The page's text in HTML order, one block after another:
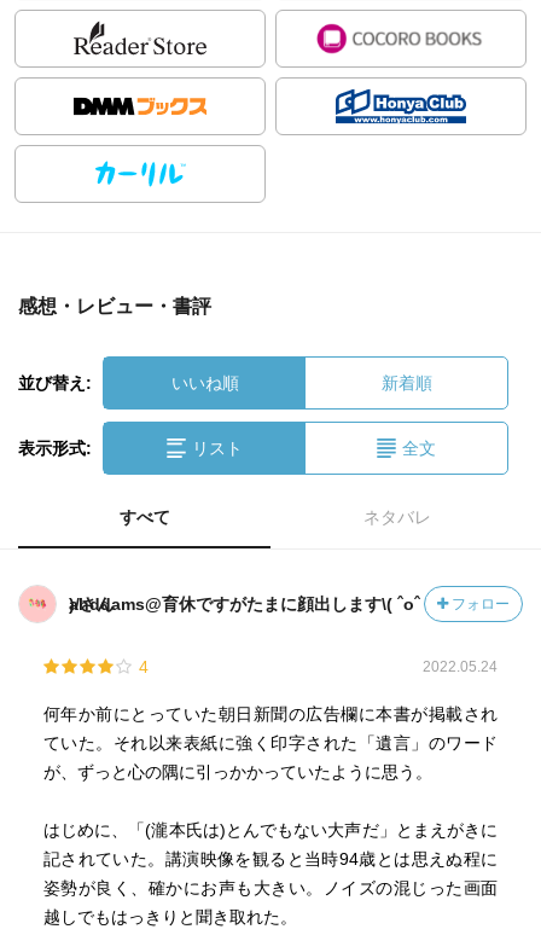
感想・レビュー・書評
並び替え: いいね順 新着順
表示形式: リスト 全文
すべて ネタバレ
ahddams@育休ですがたまに顔出します\( ˆoˆ )/さん フォロー
4 2022.05.24
何年か前にとっていた朝日新聞の広告欄に本書が掲載され
ていた。それ以来表紙に強く印字された「遺言」のワード
が、ずっと心の隅に引っかかっていたように思う。
はじめに、「(瀧本氏は)とんでもない大声だ」とまえがきに
記されていた。講演映像を観ると当時94歳とは思えぬ程に
姿勢が良く、確かにお声も大きい。ノイズの混じった画面
越しでもはっきりと聞き取れた。